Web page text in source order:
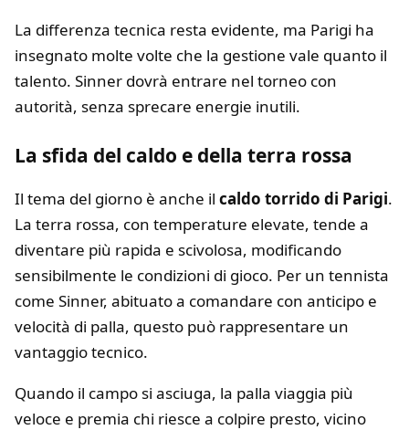
La differenza tecnica resta evidente, ma Parigi ha
insegnato molte volte che la gestione vale quanto il
talento. Sinner dovrà entrare nel torneo con
autorità, senza sprecare energie inutili.
La sfida del caldo e della terra rossa
Il tema del giorno è anche il caldo torrido di Parigi.
La terra rossa, con temperature elevate, tende a
diventare più rapida e scivolosa, modificando
sensibilmente le condizioni di gioco. Per un tennista
come Sinner, abituato a comandare con anticipo e
velocità di palla, questo può rappresentare un
vantaggio tecnico.
Quando il campo si asciuga, la palla viaggia più
veloce e premia chi riesce a colpire presto, vicino